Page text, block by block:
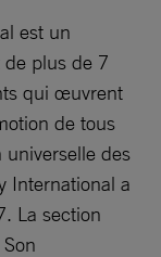
est un
plus de 7
qui œuvrent
de tous
universelle des
International a
La section